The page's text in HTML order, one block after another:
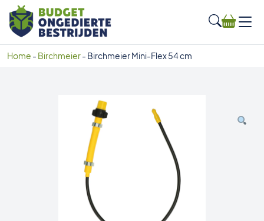
Home - Birchmeier- Birchmeier Mini-Flex 54 cm